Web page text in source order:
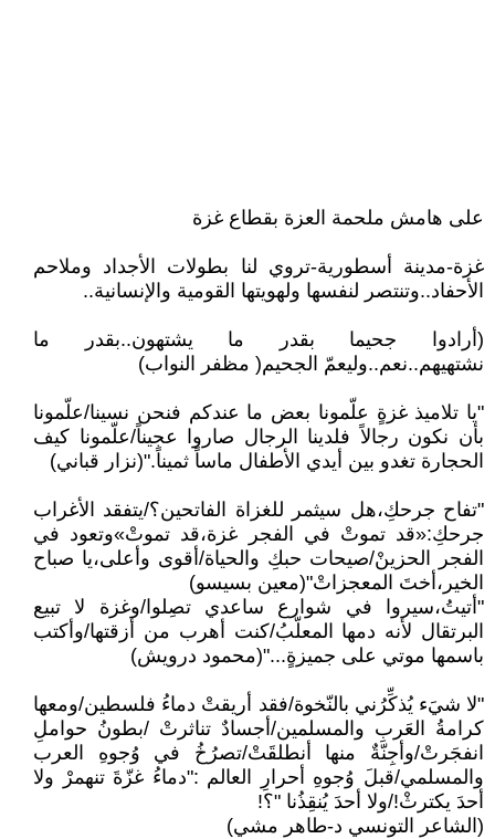
على هامش ملحمة العزة بقطاع غزة
غزة-مدينة أسطورية-تروي لنا بطولات الأجداد وملاحم
الأحفاد..وتنتصر لنفسها ولهويتها القومية والإنسانية..
(أرادوا جحيما بقدر ما يشتهون..بقدر ما
نشتهيهم..نعم..وليعمّ الجحيم( مظفر النواب)
"يا تلاميذ غزةٍ علّمونا بعض ما عندكم فنحن نسينا/علّمونا
بأن نكون رجالاً فلدينا الرجال صاروا عجيناً/علّمونا كيف
الحجارة تغدو بين أيدي الأطفال ماساً ثميناً."(نزار قباني)
"تفاح جرحكِ،هل سيثمر للغزاة الفاتحين؟/يتفقد الأغراب
جرحكِ:«قد تموتْ في الفجر غزة،قد تموتْ»وتعود في
الفجر الحزينْ/صيحات حبكِ والحياة/أقوى وأعلى،يا صباح
الخير،أختَ المعجزاتْ"(معين بسيسو)
"أتيتُ،سيروا في شوارع ساعدي تصِلوا/وغزة لا تبيع
البرتقال لأنه دمها المعلّبُ/كنت أهرب من أزقتها/وأكتب
باسمها موتي على جميزةٍ..."(محمود درويش)
"لا شيَء يُذكِّرُني بالنّخوة/فقد أريقتْ دماءُ فلسطين/ومعها
كرامةُ العَربِ والمسلمين/أجسادٌ تناثرتْ /بطونُ حواملِ
انفجَرتْ/وأجِنّةٌ منها أنطلقَتْ/تصرُخُ في وُجوهِ العرب
والمسلمي/قبلَ وُجوهِ أحرارِ العالم :"دماءُ غزّةَ تنهمرْ ولا
أحدَ يكترثْ!/ولا أحدَ يُنقِذُنا "؟!
(الشاعر التونسي د-طاهر مشي)